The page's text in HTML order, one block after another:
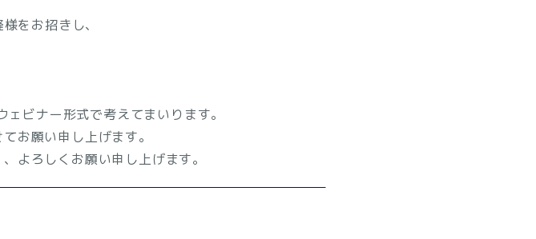
をお招きし、
ビナー形式で考えてまいります。
お願い申し上げます。
よろしくお願い申し上げます。